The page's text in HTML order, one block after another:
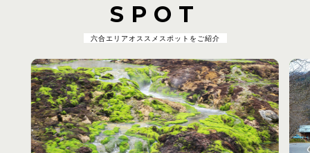
SPOT
六合エリアオススメスポットをご紹介